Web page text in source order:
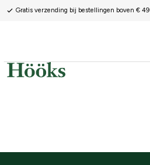
Gratis verzending bij bestellingen boven € 49